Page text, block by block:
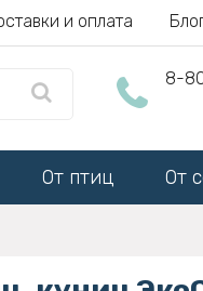
и оплата
8-
От птиц От